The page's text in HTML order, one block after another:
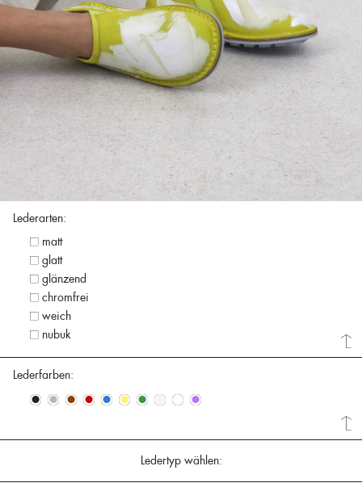
Lederarten:
matt
glatt
glänzend
chromfrei
weich
nubuk
Lederfarben:
• • • • • • • • • •
Ledertyp wählen: